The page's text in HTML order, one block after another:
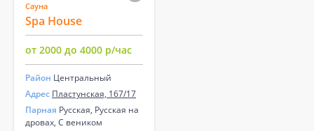
Сауна
Spa House
от 2000 до 4000 р/час
Район Центральный
Адрес Пластунская, 167/17
Парная Русская, Русская на
дровах, С веником